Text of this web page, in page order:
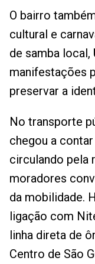
O bairro
cultural e
de samba local,
manifestações
preservar a
No transporte
chegou a
circulando pela
moradores
da mobilidade.
ligação com
linha direta de
Centro de São